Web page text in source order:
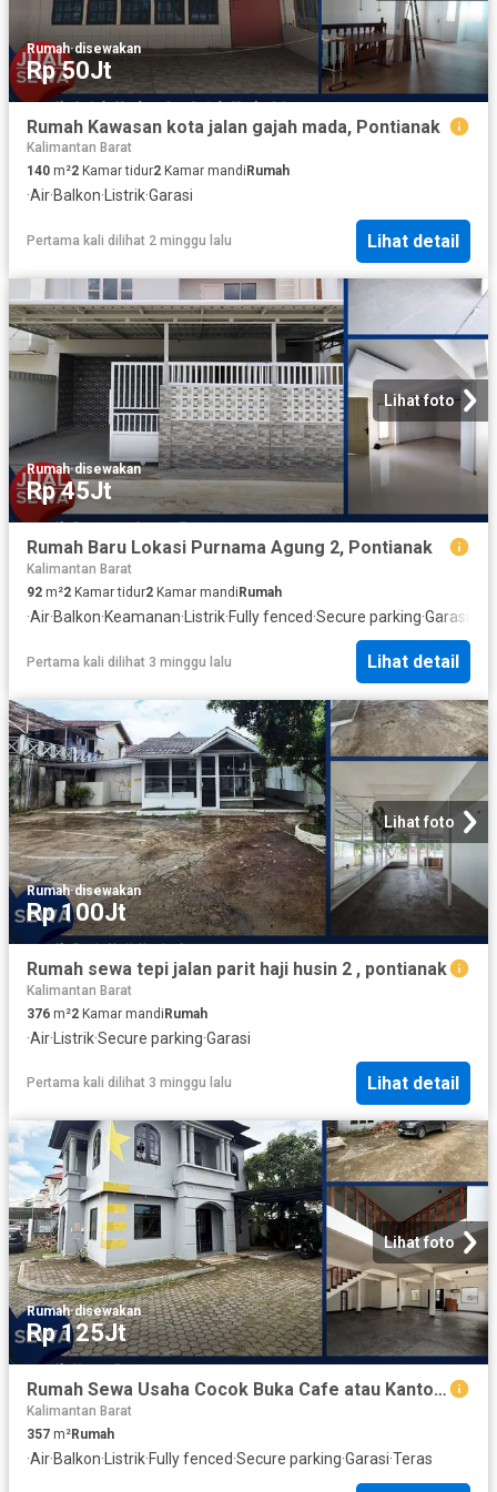
Rumah·disewakan
Rp 50Jt
Rumah Kawasan kota jalan gajah mada, Pontianak
Kalimantan Barat
140 m²2 Kamar tidur2 Kamar mandi Rumah
·Air·Balkon·Listrik·Garasi
Pertama kali dilihat 2 minggu lalu Lihat detail
Lihat foto
Rumah·disewakan
Rp 45Jt
Rumah Baru Lokasi Purnama Agung 2, Pontianak
Kalimantan Barat
92 m²2 Kamar tidur2 Kamar mandi Rumah
·Air·Balkon·Keamanan· Listrik·Fully fenced·Secure parking·Garasi
Pertama kali dilihat 3 minggu lalu Lihat detail
Lihat foto
Rumah·disewakan
Rp 100Jt
Rumah sewa tepi jalan parit haji husin 2 , pontianak
Kalimantan Barat
376 m²2 Kamar mandiRumah
·Air·Listrik·Secure parking·Garasi
Pertama kali dilihat 3 minggu lalu Lihat detail
Lihat foto
Rumah·disewakan
Rp 125Jt
Rumah Sewa Usaha Cocok Buka Cafe atau Kantor di Karya Baru
Kalimantan Barat
357 m²Rumah
·Air·Balkon· Listrik·Fully fenced·Secure parking·Garasi·Teras